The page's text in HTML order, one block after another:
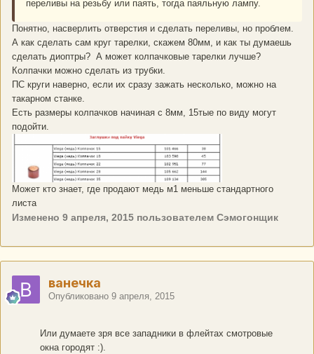
переливы на резьбу или паять, тогда паяльную лампу.
Понятно, насверлить отверстия и сделать переливы, но проблем.
А как сделать сам круг тарелки, скажем 80мм, и как ты думаешь
сделать диоптры? А может колпачковые тарелки лучше?
Колпачки можно сделать из трубки.
ПС круги наверно, если их сразу зажать несколько, можно на
такарном станке.
Есть размеры колпачков начиная с 8мм, 15тые по виду могут
подойти.
Может кто знает, где продают медь м1 меньше стандартного
листа
Изменено 9 апреля, 2015 пользователем Сэмогонщик
ванечка
Опубликовано 9 апреля, 2015
Или думаете зря все западники в флейтах смотровые
окна городят :).